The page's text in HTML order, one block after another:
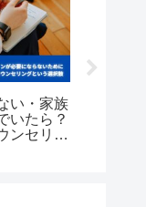
い・家族
いたら？
ンセリン